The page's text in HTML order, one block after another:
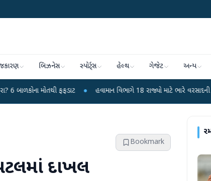
બિઝનેસ સ્પોર્ટ્સ હેલ્થ ગેજેટ અન્ય
ફફડાટ ● હવામાન વિભાગે 18 રાજ્યો માટે ભારે વરસાદની ચેતવણી જારી
Bookmark
દાખલ